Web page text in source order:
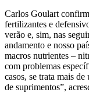
Carlos Goulart
fertilizantes e
verão e, sim, nas
andamento e nosso
macros nutrientes –
com problemas
casos, se trata mais
de suprimentos”,